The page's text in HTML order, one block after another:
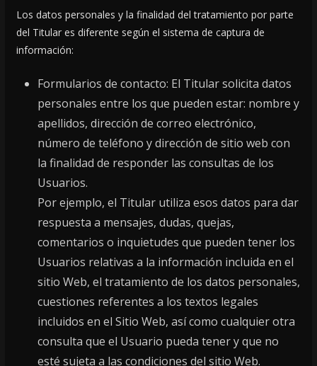
Los datos personales y la finalidad del tratamiento por parte
del Titular es diferente según el sistema de captura de
información:
Formularios de contacto: El Titular solicita datos
personales entre los que pueden estar: nombre y
apellidos, dirección de correo electrónico,
número de teléfono y dirección de sitio web con
la finalidad de responder las consultas de los
Usuarios.
Por ejemplo, el Titular utiliza esos datos para dar
respuesta a mensajes, dudas, quejas,
comentarios o inquietudes que pueden tener los
Usuarios relativas a la información incluida en el
sitio Web, el tratamiento de los datos personales,
cuestiones referentes a los textos legales
incluidos en el Sitio Web, así como cualquier otra
consulta que el Usuario pueda tener y que no
esté sujeta a las condiciones del sitio Web.